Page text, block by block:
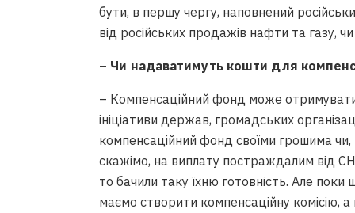
бути, в першу чергу, наповнений
від російських продажів нафти та газу,
– Чи надаватимуть кошти для
– Компенсаційний фонд може
ініціативи держав, громадських
компенсаційний фонд своїми грошима чи,
скажімо, на виплату постраждалим від
то бачили таку їхню готовність. Але
маємо створити компенсаційну комісію,